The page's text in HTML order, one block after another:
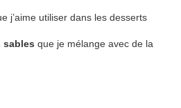
j’aime utiliser dans les desserts
sables que je mélange avec de la